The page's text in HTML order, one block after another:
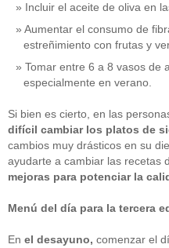
Incluir el aceite de oliva en
Aumentar el consumo de
estreñimiento con frutas y
Tomar entre 6 a 8 vasos de
especialmente en verano.
Si bien es cierto, en las
difícil cambiar los platos de
cambios muy drásticos en su
ayudarte a cambiar las recetas
mejoras para potenciar la
Menú del día para la tercera
En el desayuno, comenzar el